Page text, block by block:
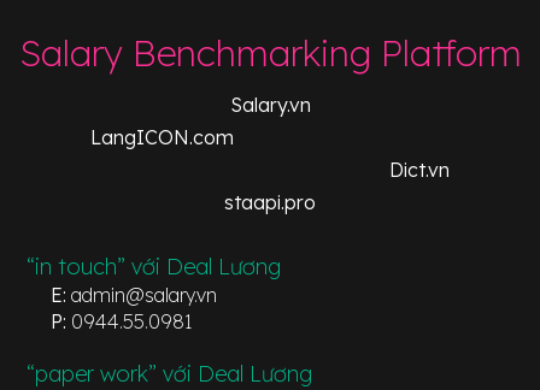
Salary Benchmarking Platform
Salary.vn
LangICON.com
Dict.vn
staapi.pro
“in touch” với Deal Lương
E: admin@salary.vn
P: 0944.55.0981
“paper work” với Deal Lương